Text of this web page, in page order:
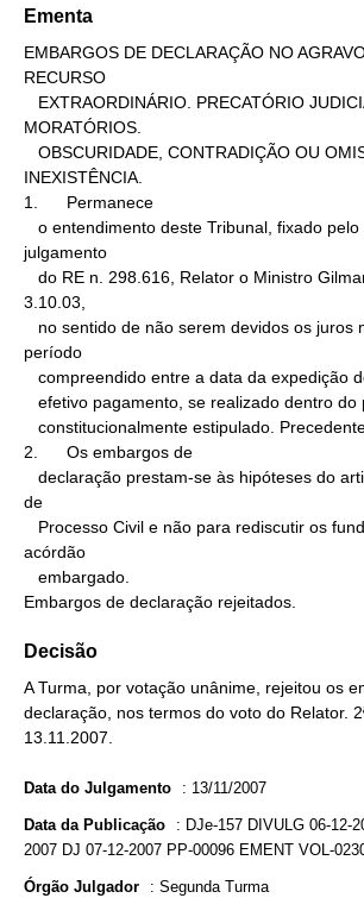
Ementa
EMBARGOS DE DECLARAÇÃO NO
RECURSO
MORATÓRIOS.
INEXISTÊNCIA.
1.      Permanece
julgamento
3.10.03,
período
2.      Os embargos de
de
acórdão
Embargos de declaração rejeitados.
Decisão
A Turma, por votação unânime, rejeitou os
declaração, nos termos do voto do Relator.
13.11.2007.
Data do Julgamento : 13/11/2007
Data da Publicação : DJe-157 DIVULG 06-12-
2007 DJ 07-12-2007 PP-00096 EMENT VOL-
Órgão Julgador : Segunda Turma